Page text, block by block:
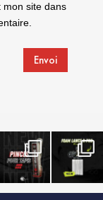
mon site dans
Envoi